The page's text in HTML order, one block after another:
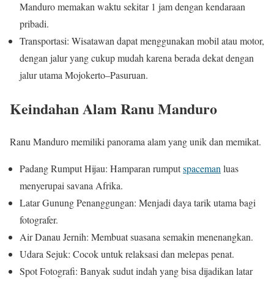
Manduro memakan waktu sekitar 1 jam dengan kendaraan
pribadi.
Transportasi: Wisatawan dapat menggunakan mobil atau motor,
dengan jalur yang cukup mudah karena berada dekat dengan
jalur utama Mojokerto–Pasuruan.
Keindahan Alam Ranu Manduro
Ranu Manduro memiliki panorama alam yang unik dan memikat.
Padang Rumput Hijau: Hamparan rumputspacemanluas
menyerupai savana Afrika.
Latar Gunung Penanggungan: Menjadi daya tarik utama bagi
fotografer.
Air Danau Jernih: Membuat suasana semakin menenangkan.
Udara Sejuk: Cocok untuk relaksasi dan melepas penat.
Spot Fotografi: Banyak sudut indah yang bisa dijadikan latar